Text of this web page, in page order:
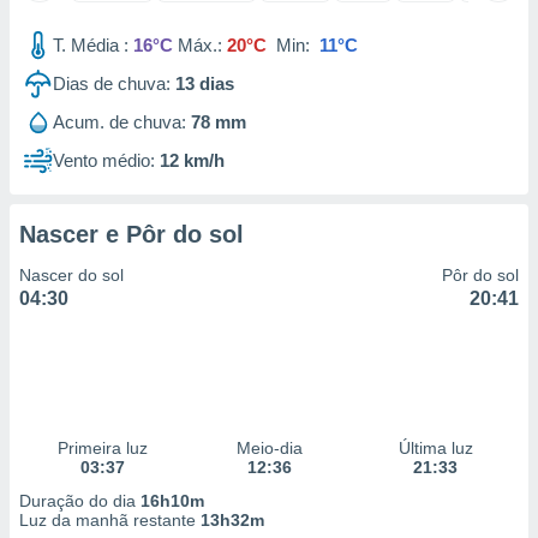
utilizar
criar
medir
da
medir o
fontes,
e melhorar
dados
T. Média : 16°C Máx.: 20°C Min: 11°C
Dias de chuva: 13 dias
Acum. de chuva: 78 mm
Vento médio: 12 km/h
Nascer e Pôr do sol
Nascer do sol
04:30
Pôr do sol
20:41
Primeira luz
03:37
Meio-dia
12:36
Última luz
21:33
Duração do dia 16h10m
Luz da manhã restante 13h32m